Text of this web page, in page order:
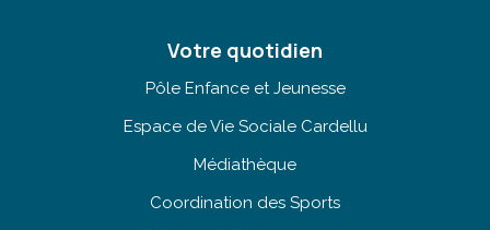
Votre quotidien
Pôle Enfance et Jeunesse
Espace de Vie Sociale Cardellu
Médiathèque
Coordination des Sports